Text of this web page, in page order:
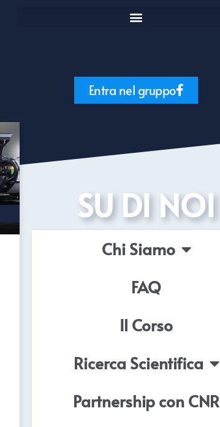
Entra nel gruppo
SU DI NOI
Chi Siamo
FAQ
Il Corso
Ricerca Scientifica
Partnership con CNR